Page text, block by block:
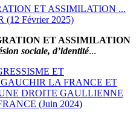
ET ASSIMILATION ...
Février 2025)
ET ASSIMILATION
sociale, d’identité...
ET
LA FRANCE ET
DROITE GAULLIENNE
(Juin 2024)